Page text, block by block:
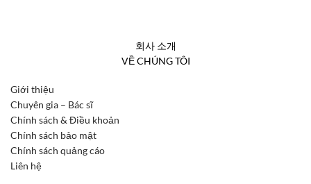
회사 소개
VỀ CHÚNG TÔI
Giới thiệu
Chuyên gia – Bác sĩ
Chính sách & Điều khoản
Chính sách bảo mật
Chính sách quảng cáo
Liên hệ